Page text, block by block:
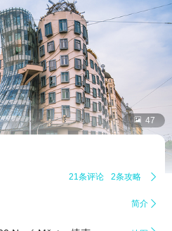
 47
21条评论 2条攻略 
简介 